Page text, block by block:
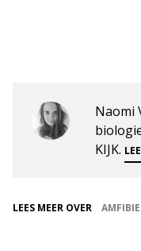
Naomi
KIJK.
LEES MEER OVER